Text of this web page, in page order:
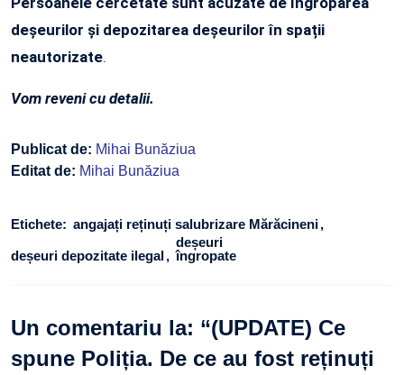
deșeurilor și depozitarea deșeurilor în spații
neautorizate.
Vom reveni cu detalii.
Publicat de: Mihai Bunăziua
Editat de: Mihai Bunăziua
Etichete: angajați reținuți salubrizare Mărăcineni
deșeuri depozitate ilegal
deșeuri
îngropate
Un comentariu la: “(UPDATE) Ce
spune Poliția. De ce au fost reținuți